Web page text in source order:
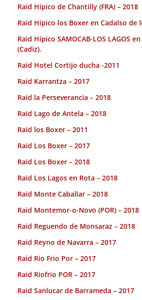
Raid Hípico de Chantilly (FRA) – 2018
Raid Hípico los Boxer en Cadalso de
Raid Hípico SAMOCAB-LOS LAGOS
(Cadiz).
Raid Hotel Cortijo ducha -2011
Raid Karrantza – 2017
Raid la Perseverancia – 2018
Raid Lago de Antela – 2018
Raid los Boxer – 2011
Raid Los Boxer – 2017
Raid Los Boxer – 2018
Raid Los Lagos en Rota – 2018
Raid Monte Caballar – 2018
Raid Montemor-o-Novo (POR) – 2018
Raid Reguendo de Monsaraz – 2018
Raid Reyno de Navarra – 2017
Raid Rio Frio Por – 2017
Raid Riofrio POR – 2017
Raid Sanlucar de Barrameda – 2017